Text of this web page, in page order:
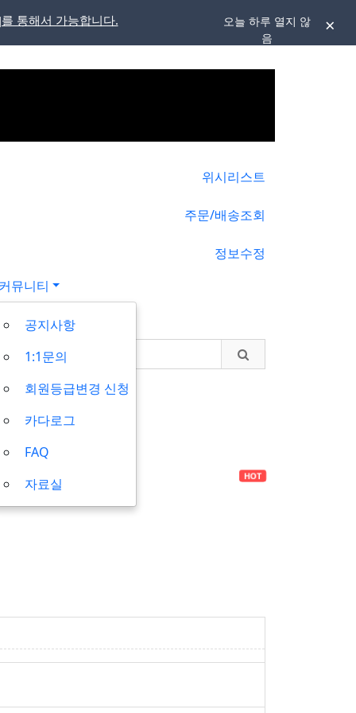
통해서 가능합니다.
오늘 하루 열지 않
음
위시리스트
주문/배송조회
정보수정
뮤니티
공지사항
1:1문의
회원등급변경 신청
카다로그
FAQ
자료실
HOT
HOT
수중촬영장
비
산업잠수/콤프레